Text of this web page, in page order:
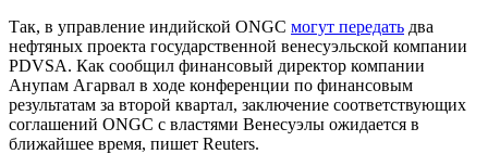
Так, в управление индийской ONGC могут передать два
нефтяных проекта государственной венесуэльской компании
PDVSA. Как сообщил финансовый директор компании
Анупам Агарвал в ходе конференции по финансовым
результатам за второй квартал, заключение соответствующих
соглашений ONGC с властями Венесуэлы ожидается в
ближайшее время, пишет Reuters.